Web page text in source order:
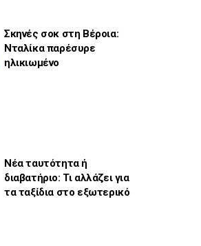
Σκηνές σοκ στη Βέροια:
Νταλίκα παρέσυρε
ηλικιωμένο
Νέα ταυτότητα ή
διαβατήριο: Τι αλλάζει για
τα ταξίδια στο εξωτερικό